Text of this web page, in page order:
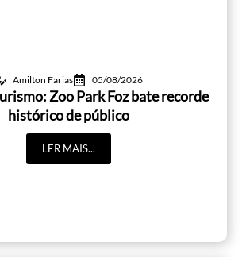
Amilton Farias 05/08/2026
Zoo Park Foz bate recorde
histórico de público
LER MAIS...